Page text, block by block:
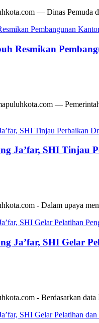
— Dinas Pemuda
Resmikan
—
Ja’far, SHI Tinjau
- Dalam upaya
Ja’far, SHI Gelar
- Berdasarkan